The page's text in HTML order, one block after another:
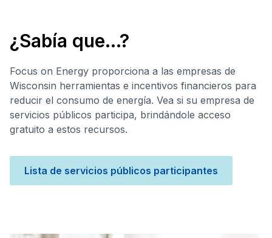
¿Sabía que...?
Focus on Energy proporciona a las empresas de
Wisconsin herramientas e incentivos financieros para
reducir el consumo de energía. Vea si su empresa de
servicios públicos participa, brindándole acceso
gratuito a estos recursos.
Lista de servicios públicos participantes